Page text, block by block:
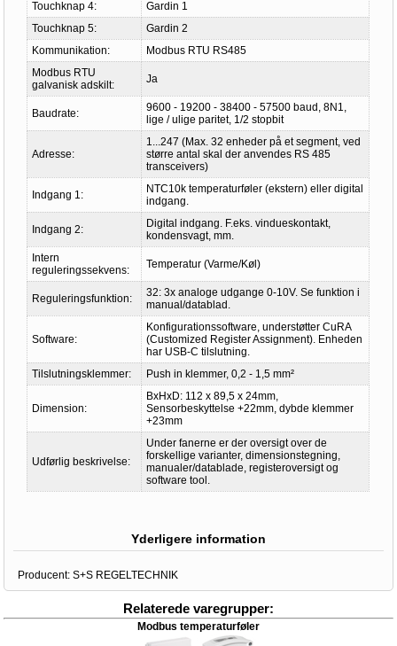
Touchknap 4:
Gardin 1
Touchknap 5:
Gardin 2
Kommunikation:
Modbus RTU RS485
Modbus RTU
galvanisk adskilt:
Ja
Baudrate:
9600 - 19200 - 38400 - 57500 baud, 8N1,
lige / ulige paritet, 1/2 stopbit
Adresse:
1...247 (Max. 32 enheder på et segment, ved
større antal skal der anvendes RS 485
transceivers)
Indgang 1:
NTC10k temperaturføler (ekstern) eller digital
indgang.
Indgang 2:
Digital indgang. F.eks. vindueskontakt,
kondensvagt, mm.
Intern
reguleringssekvens:
Temperatur (Varme/Køl)
Reguleringsfunktion:
32: 3x analoge udgange 0-10V. Se funktion i
manual/datablad.
Software:
Konfigurationssoftware, understøtter CuRA
(Customized Register Assignment). Enheden
har USB-C tilslutning.
Tilslutningsklemmer:
Push in klemmer, 0,2 - 1,5 mm²
Dimension:
BxHxD: 112 x 89,5 x 24mm,
Sensorbeskyttelse +22mm, dybde klemmer
+23mm
Udførlig beskrivelse:
Under fanerne er der oversigt over de
forskellige varianter, dimensionstegning,
manualer/datablade, registeroversigt og
software tool.
Yderligere information
Producent: S+S REGELTECHNIK
Relaterede varegrupper:
Modbus temperaturføler